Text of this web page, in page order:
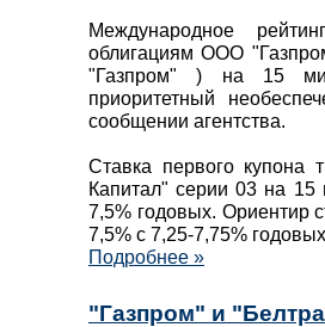
Международное
облигациям ООО
"Газпром" ) на 15
приоритетный
сообщении агентства.
Ставка первого купона
Капитал" серии 03 на 15
7,5% годовых. Ориентир
7,5% с 7,25-7,75%
Подробнее »
"Газпром" и